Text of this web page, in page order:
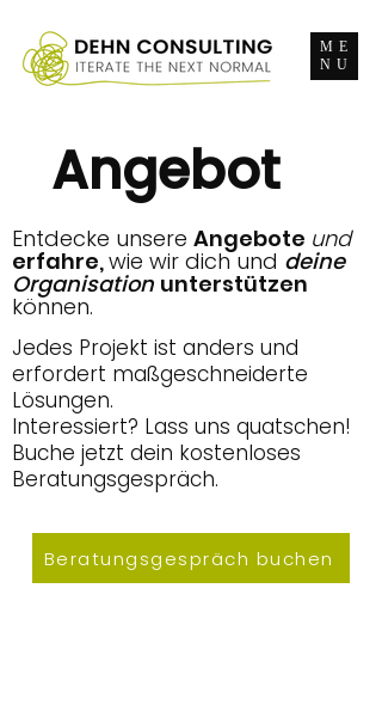
ME
NU
Angebot
Entdecke unsere Angebote und
erfahre,wie wir dich und deine
Organisation unterstützen
können.
Jedes Projekt ist anders und
erfordert maßgeschneiderte
Lösungen.
Interessiert? Lass uns quatschen!
Buche jetzt dein kostenloses
Beratungsgespräch.
Beratungsgespräch buchen